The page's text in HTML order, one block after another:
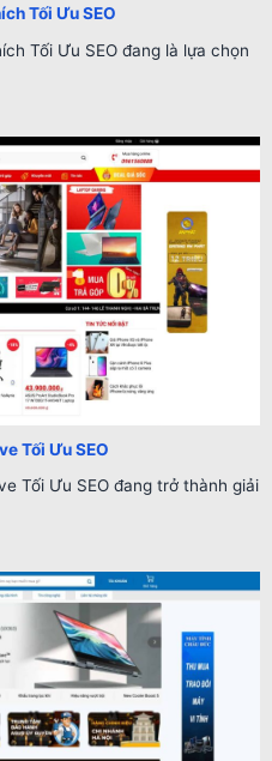
Tối Ưu SEO
Tối Ưu SEO đang là lựa chọn
Tối Ưu SEO
Tối Ưu SEO đang trở thành giải